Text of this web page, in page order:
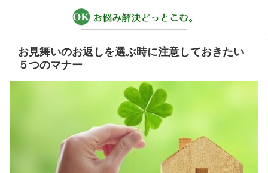
お見舞いのお返しを選ぶ時に注意しておきたい
５つのマナー